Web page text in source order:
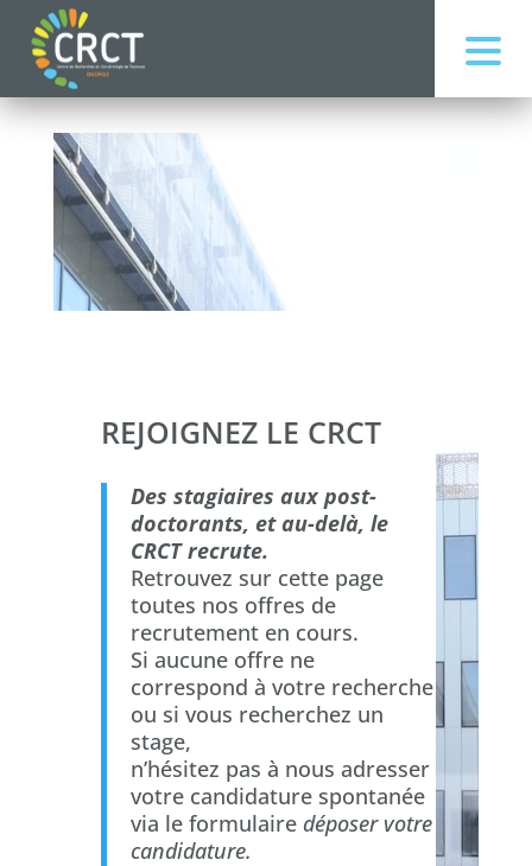
REJOIGNEZ LE CRCT
Des stagiaires aux post-
doctorants, et au-delà, le
CRCT recrute.
Retrouvez sur cette page
toutes nos offres de
recrutement en cours.
Si aucune offre ne
correspond à votre recherche
ou si vous recherchez un
stage,
n’hésitez pas à nous adresser
votre candidature spontanée
via le formulaire déposer votre
candidature.